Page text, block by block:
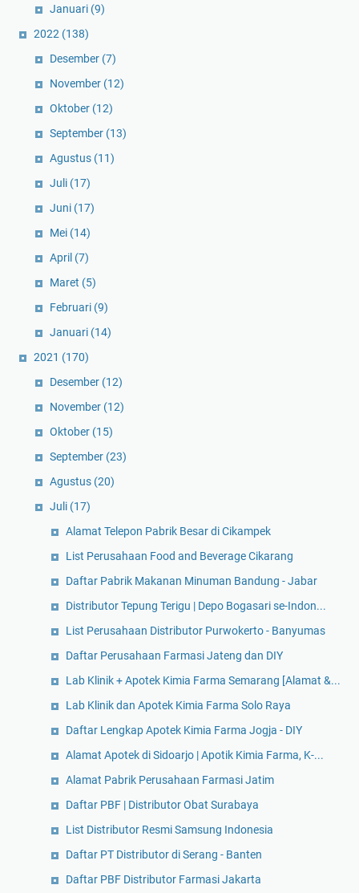
Januari (9)
2022 (138)
Desember (7)
November (12)
Oktober (12)
September (13)
Agustus (11)
Juli (17)
Juni (17)
Mei (14)
April (7)
Maret (5)
Februari (9)
Januari (14)
2021 (170)
Desember (12)
November (12)
Oktober (15)
September (23)
Agustus (20)
Juli (17)
Alamat Telepon Pabrik Besar di Cikampek
List Perusahaan Food and Beverage Cikarang
Daftar Pabrik Makanan Minuman Bandung - Jabar
Distributor Tepung Terigu | Depo Bogasari se-Indon...
List Perusahaan Distributor Purwokerto - Banyumas
Daftar Perusahaan Farmasi Jateng dan DIY
Lab Klinik + Apotek Kimia Farma Semarang [Alamat &...
Lab Klinik dan Apotek Kimia Farma Solo Raya
Daftar Lengkap Apotek Kimia Farma Jogja - DIY
Alamat Apotek di Sidoarjo | Apotik Kimia Farma, K-...
Alamat Pabrik Perusahaan Farmasi Jatim
Daftar PBF | Distributor Obat Surabaya
List Distributor Resmi Samsung Indonesia
Daftar PT Distributor di Serang - Banten
Daftar PBF Distributor Farmasi Jakarta